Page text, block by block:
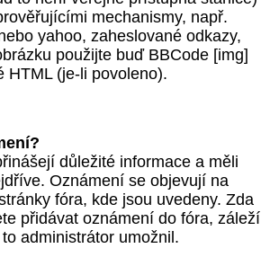
mechanismy, např.
yahoo, zaheslované odkazy,
použijte buď BBCode [img]
HTML (je-li povoleno).
důležité informace a měli
Oznámení se objevují na
fóra, kde jsou uvedeny. Zda
přidávat oznámení do fóra, záleží
administrátor umožnil.